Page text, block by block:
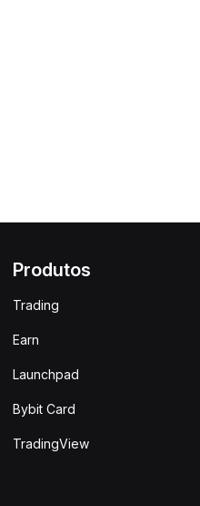
Produtos
Trading
Earn
Launchpad
Bybit Card
TradingView